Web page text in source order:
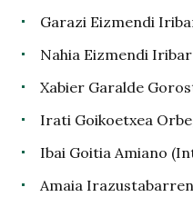
Garazi Eizmendi
Nahia Eizmendi
Xabier Garalde
Irati Goikoetxea
Ibai Goitia Amiano
Amaia